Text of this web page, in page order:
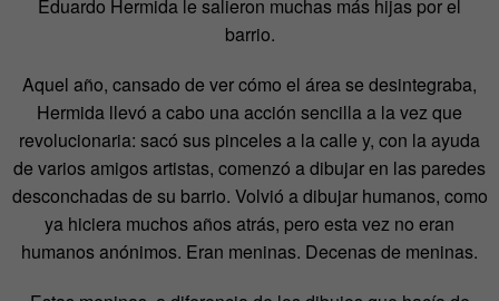
Eduardo Hermida le salieron muchas más hijas por el
barrio.
Aquel año, cansado de ver cómo el área se desintegraba,
Hermida llevó a cabo una acción sencilla a la vez que
revolucionaria: sacó sus pinceles a la calle y, con la ayuda
de varios amigos artistas, comenzó a dibujar en las paredes
desconchadas de su barrio. Volvió a dibujar humanos, como
ya hiciera muchos años atrás, pero esta vez no eran
humanos anónimos. Eran meninas. Decenas de meninas.